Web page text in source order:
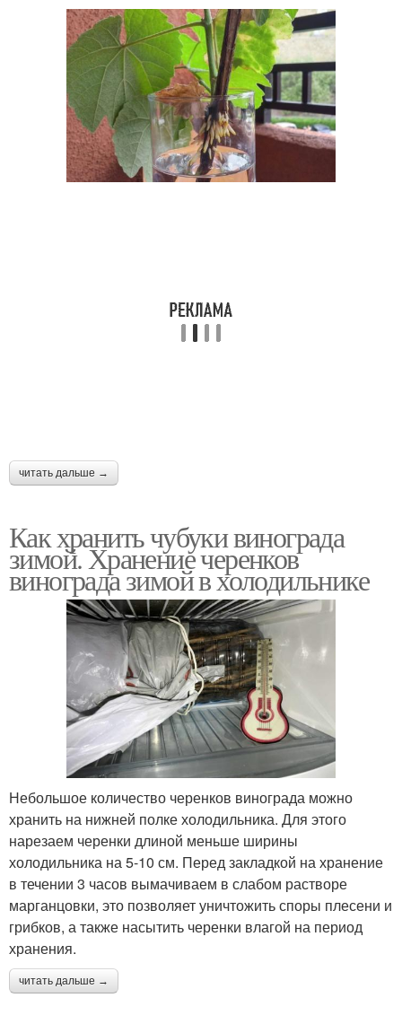
читать дальше →
Как хранить чубуки винограда
зимой. Хранение черенков
винограда зимой в холодильнике
Небольшое количество черенков винограда можно
хранить на нижней полке холодильника. Для этого
нарезаем черенки длиной меньше ширины
холодильника на 5-10 см. Перед закладкой на хранение
в течении 3 часов вымачиваем в слабом растворе
марганцовки, это позволяет уничтожить споры плесени и
грибков, а также насытить черенки влагой на период
хранения.
читать дальше →